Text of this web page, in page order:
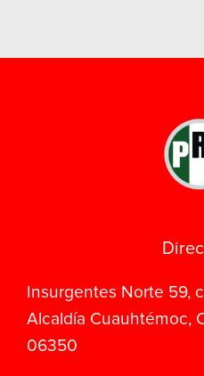
Insurgentes Norte 59,
Alcaldía Cuauhtémoc,
06350